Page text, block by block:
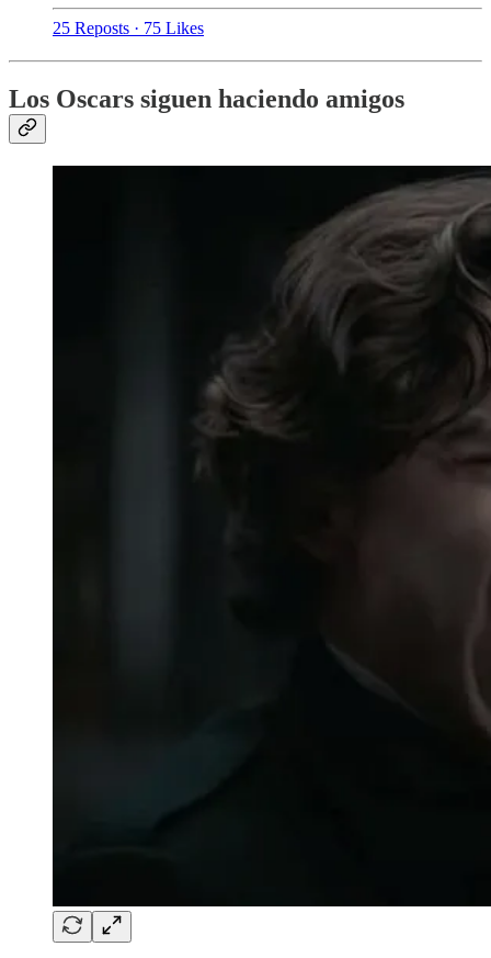
25 Reposts · 75 Likes
Los Oscars siguen haciendo amigos